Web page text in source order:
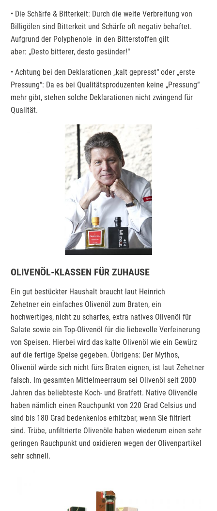
• Die Schärfe & Bitterkeit: Durch die weite Verbreitung von
Billigölen sind Bitterkeit und Schärfe oft negativ behaftet.
Aufgrund der Polyphenole in den Bitterstoffen gilt
aber: „Desto bitterer, desto gesünder!“
• Achtung bei den Deklarationen „kalt gepresst“ oder „erste
Pressung“: Da es bei Qualitätsproduzenten keine „Pressung“
mehr gibt, stehen solche Deklarationen nicht zwingend für
Qualität.
OLIVENÖL-KLASSEN FÜR ZUHAUSE
Ein gut bestückter Haushalt braucht laut Heinrich
Zehetner ein einfaches Olivenöl zum Braten, ein
hochwertiges, nicht zu scharfes, extra natives Olivenöl für
Salate sowie ein Top-Olivenöl für die liebevolle Verfeinerung
von Speisen. Hierbei wird das kalte Olivenöl wie ein Gewürz
auf die fertige Speise gegeben. Übrigens: Der Mythos,
Olivenöl würde sich nicht fürs Braten eignen, ist laut Zehetner
falsch. Im gesamten Mittelmeerraum sei Olivenöl seit 2000
Jahren das beliebteste Koch- und Bratfett. Native Olivenöle
haben nämlich einen Rauchpunkt von 220 Grad Celsius und
sind bis 180 Grad bedenkenlos erhitzbar, wenn Sie filtriert
sind. Trübe, unfiltrierte Olivenöle haben wiederum einen sehr
geringen Rauchpunkt und oxidieren wegen der Olivenpartikel
sehr schnell.